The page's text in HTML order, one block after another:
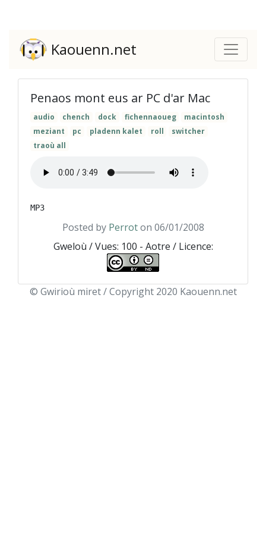
Kaouenn.net
Penaos mont eus ar PC d'ar Mac
audio chench dock fichennaoueg
macintosh
meziant
pc pladenn kalet roll
switcher
traoù all
Posted by Perroton 06/01/2008
Gweloù / Vues: 100 - Aotre / Licence:
© Gwirioù miret / Copyright 2020 Kaouenn.net